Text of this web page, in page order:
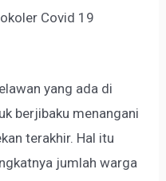
Covid 19
yang ada di
berjibaku menangani
terakhir. Hal itu
jumlah warga